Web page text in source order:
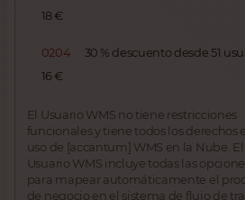
18 €
0204
30 % descuento desde 51
16 €
El Usuario WMS no tiene restricciones
funcionales y tiene todos los derechos
uso de [accantum] WMS en la Nube. El
Usuario WMS incluye todas las
para mapear automáticamente el
de negocio en el sistema de flujo de